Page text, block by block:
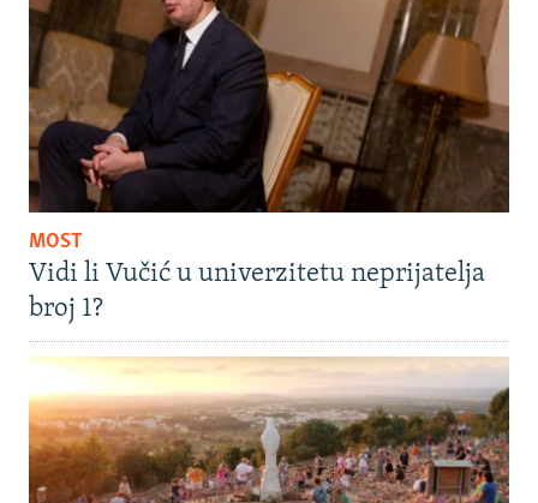
MOST
Vidi li Vučić u univerzitetu neprijatelja
broj 1?